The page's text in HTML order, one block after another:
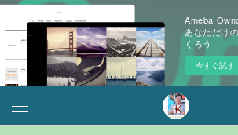
Ameba
あなただけ
くろう
今すぐ試す